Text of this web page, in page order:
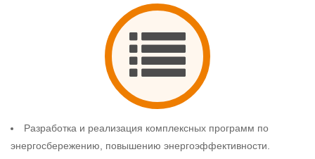
Разработка и реализация комплексных программ по
энергосбережению, повышению энергоэффективности.